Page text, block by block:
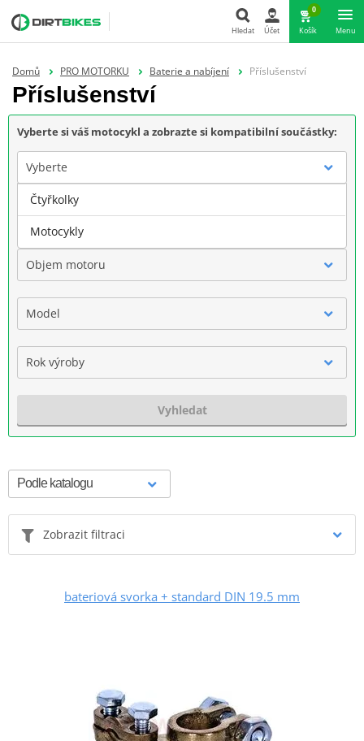
Hledat
Hledat Účet
0
Košík Menu
Domů PRO MOTORKU Baterie a nabíjení Příslušenství
Příslušenství
Vyberte si váš motocykl a zobrazte si kompatibilní součástky:
Vyberte
Značka
Objem motoru
Model
Rok výroby
Vyhledat
Zobrazit filtraci
bateriová svorka + standard DIN 19.5 mm
Čtyřkolky
Motocykly